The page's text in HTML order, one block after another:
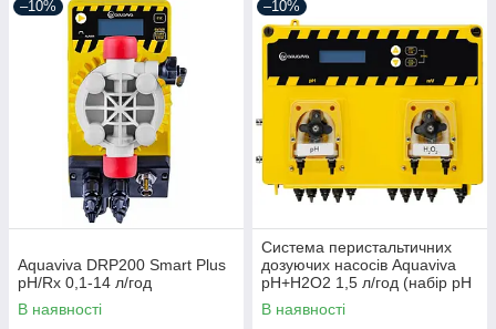
–10%
Aquaviva DRP200 Smart Plus
pH/Rх 0,1-14 л/год
В наявності
–10%
Система перистальтичних
дозуючих насосів Aquaviva
pH+H2O2 1,5 л/год (набір pH
в комплекті)
В наявності